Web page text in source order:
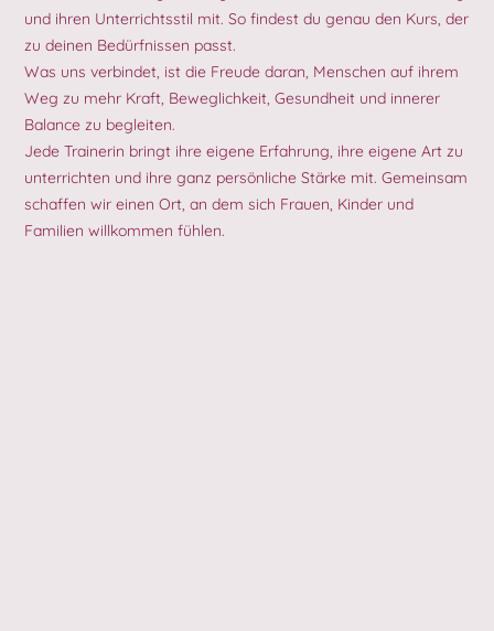
und ihren Unterrichtsstil mit. So findest du genau den Kurs, der
zu deinen Bedürfnissen passt.
Was uns verbindet, ist die Freude daran, Menschen auf ihrem
Weg zu mehr Kraft, Beweglichkeit, Gesundheit und innerer
Balance zu begleiten.
Jede Trainerin bringt ihre eigene Erfahrung, ihre eigene Art zu
unterrichten und ihre ganz persönliche Stärke mit. Gemeinsam
schaffen wir einen Ort, an dem sich Frauen, Kinder und
Familien willkommen fühlen.